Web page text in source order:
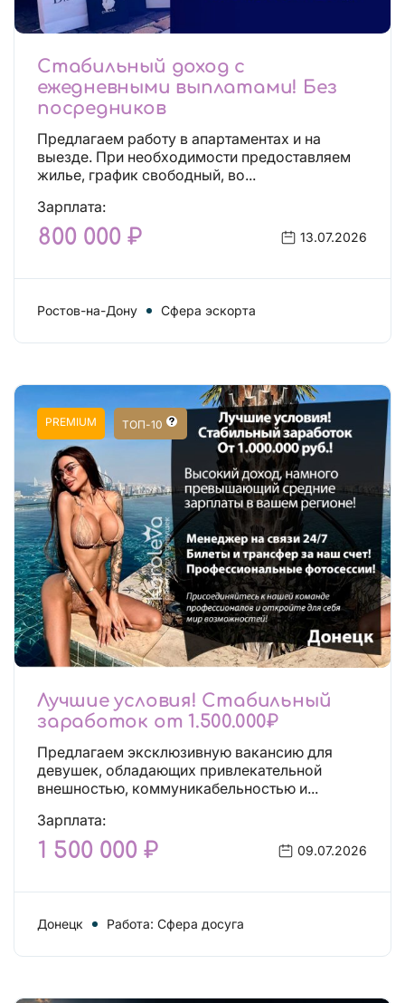
Стабильный доход с
ежедневными выплатами! Без
посредников
Предлагаем работу в апартаментах и на
выезде. При необходимости предоставляем
жилье, график свободный, во...
Зарплата:
800 000 ₽ 13.07.2026
Ростов-на-Дону Сфера эскорта
PREMIUM ТОП-10
Лучшие условия! Стабильный
заработок от 1.500.000₽
Предлагаем эксклюзивную вакансию для
девушек, обладающих привлекательной
внешностью, коммуникабельностью и...
Зарплата:
1 500 000 ₽ 09.07.2026
Донецк Работа: Сфера досуга